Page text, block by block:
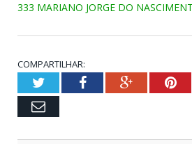
333 MARIANO JORGE DO
COMPARTILHAR:
TwitterFacebookGoogle+
Email